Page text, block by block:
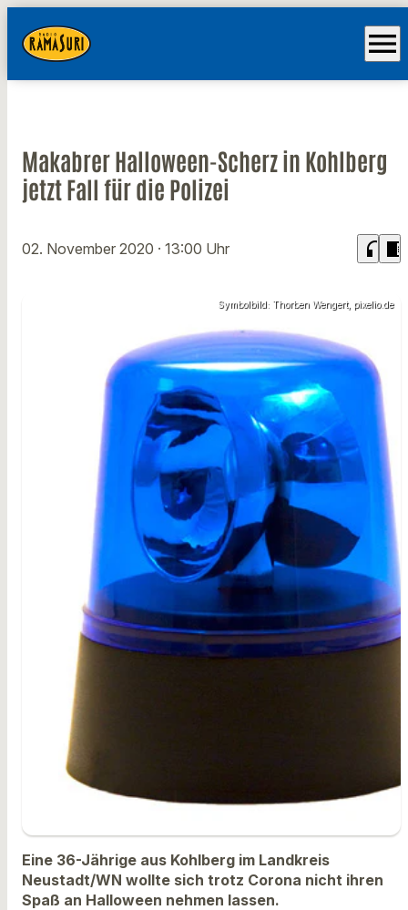
menu
Makabrer Halloween-Scherz in Kohlberg
jetzt Fall für die Polizei
02. November 2020 · 13:00 Uhr headphones chrome_reader_mode
Symbolbild: Thorben Wengert, pixelio.de
Eine 36-Jährige aus Kohlberg im Landkreis
Neustadt/WN wollte sich trotz Corona nicht ihren
Spaß an Halloween nehmen lassen.